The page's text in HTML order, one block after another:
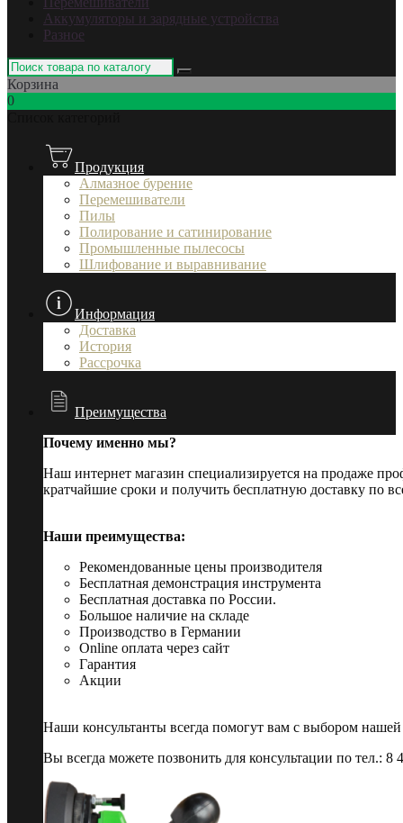
Аккумуляторы и зарядные устройства
Разное
Корзина
0
Продукция
Алмазное бурение
Перемешиватели
Пилы
Полирование и сатинирование
Промышленные пылесосы
Шлифование и выравнивание
Информация
Доставка
История
Рассрочка
Преимущества
Почему именно мы?
Наш интернет магазин специализируется на продаже
кратчайшие сроки и получить бесплатную доставку по
Наши преимущества:
Рекомендованные цены производителя
Бесплатная демонстрация инструмента
Бесплатная доставка по России.
Большое наличие на складе
Производство в Германии
Online оплата через сайт
Гарантия
Акции
Наши консультанты всегда помогут вам с выбором
Вы всегда можете позвонить для консультации по тел.: